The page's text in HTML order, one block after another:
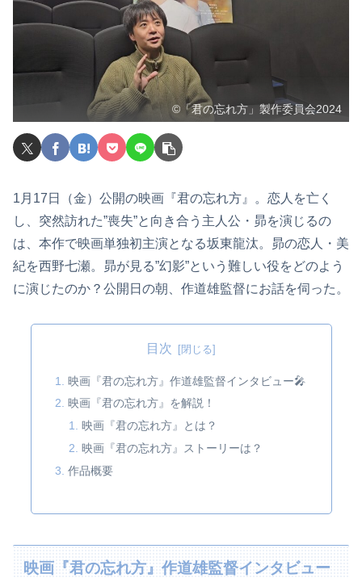
©「君の忘れ方」製作委員会2024
1月17日（金）公開の映画『君の忘れ方』。恋人を亡く
し、突然訪れた”喪失”と向き合う主人公・昴を演じるの
は、本作で映画単独初主演となる坂東龍汰。昴の恋人・美
紀を西野七瀬。昴が見る”幻影”という難しい役をどのよう
に演じたのか？公開日の朝、作道雄監督にお話を伺った。
目次
映画『君の忘れ方』作道雄監督インタビュー🎤
映画『君の忘れ方』を解説！
映画『君の忘れ方』とは？
映画『君の忘れ方』ストーリーは？
作品概要
映画『君の忘れ方』作道雄監督インタビュー